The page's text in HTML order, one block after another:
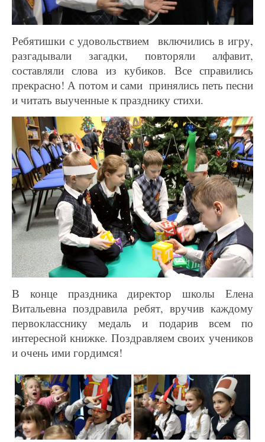
Ребятишки с удовольствием включились в игру,
разгадывали загадки, повторяли алфавит,
составляли слова из кубиков. Все справились
прекрасно! А потом и сами принялись петь песни
и читать выученные к празднику стихи.
В конце праздника директор школы Елена
Витальевна поздравила ребят, вручив каждому
первокласснику медаль и подарив всем по
интересной книжке. Поздравляем своих учеников
и очень ими гордимся!